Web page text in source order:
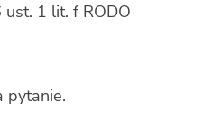
ust. 1 lit. f RODO
pytanie.